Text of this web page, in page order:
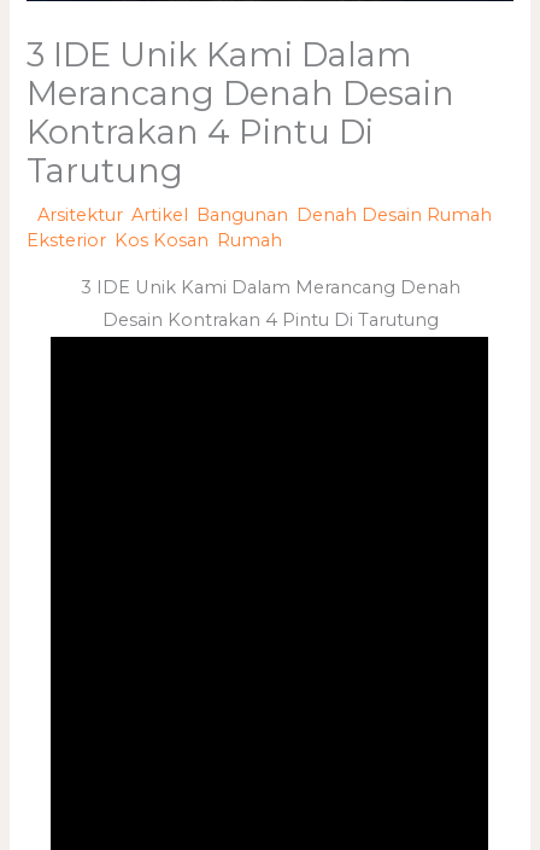
3 IDE Unik Kami Dalam
Merancang Denah Desain
Kontrakan 4 Pintu Di
Tarutung
/Arsitektur ,Artikel Bangunan Denah Desain Rumah
Eksterior Kos Kosan Rumah
3 IDE Unik Kami Dalam Merancang Denah
Desain Kontrakan 4 Pintu Di Tarutung